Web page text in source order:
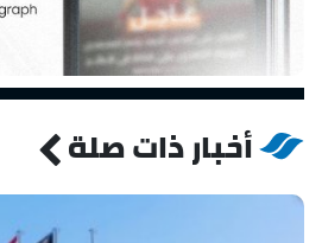
أخبار ذات صلة